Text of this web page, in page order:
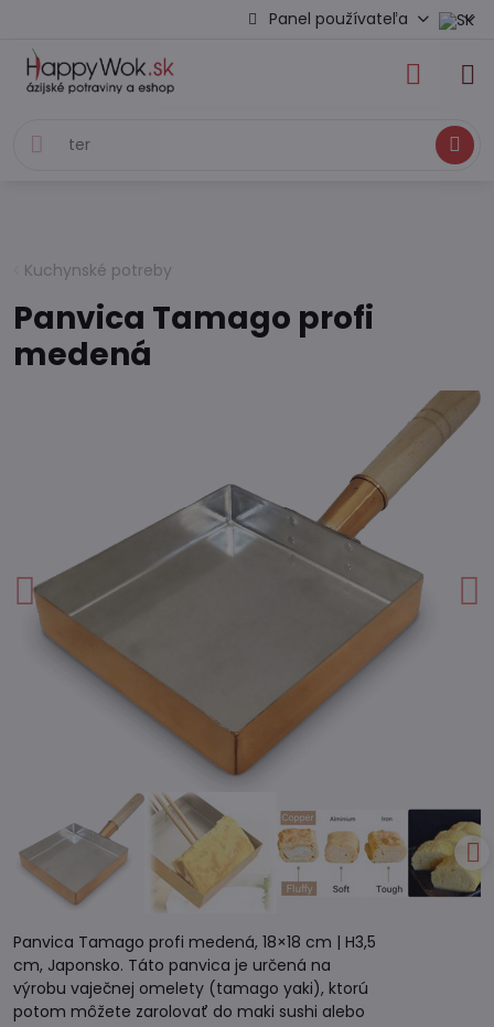
Panel používateľa
Hľadať
Kuchynské potreby
Panvica Tamago profi
medená
Panvica Tamago profi medená, 18×18 cm | H3,5
cm, Japonsko. Táto panvica je určená na
výrobu vaječnej omelety (tamago yaki), ktorú
potom môžete zarolovať do maki sushi alebo